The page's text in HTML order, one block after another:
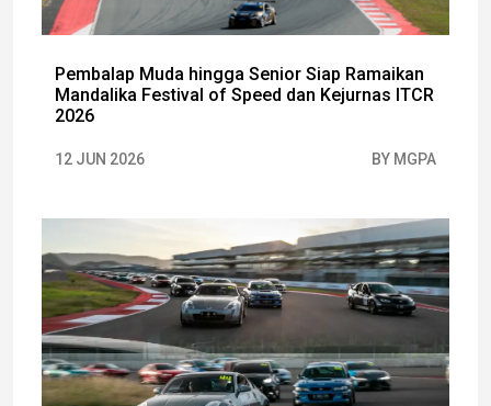
Pembalap Muda hingga Senior Siap Ramaikan
Mandalika Festival of Speed dan Kejurnas ITCR
2026
12 JUN 2026 BY MGPA